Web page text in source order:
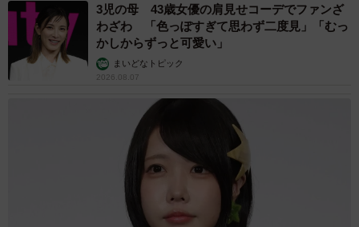
3児の母 43歳女優の肩見せコーデでファンざ
わざわ 「色っぽすぎて思わず二度見」「むっ
かしからずっと可愛い」
まいどなトピック
2026.08.07